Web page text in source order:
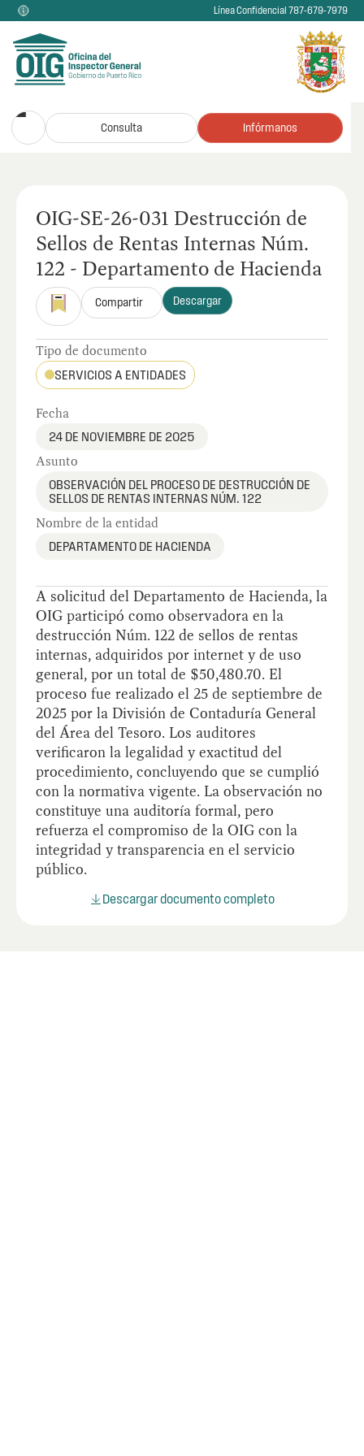
Línea Confidencial 787-679-7979
Consulta Infórmanos
OIG-SE-26-031 Destrucción de
Sellos de Rentas Internas Núm.
122 - Departamento de Hacienda
Compartir Descargar
Tipo de documento
SERVICIOS A ENTIDADES
Fecha
24 DE NOVIEMBRE DE 2025
Asunto
OBSERVACIÓN DEL PROCESO DE DESTRUCCIÓN DE
SELLOS DE RENTAS INTERNAS NÚM. 122
Nombre de la entidad
DEPARTAMENTO DE HACIENDA
A solicitud del Departamento de Hacienda, la
OIG participó como observadora en la
destrucción Núm. 122 de sellos de rentas
internas, adquiridos por internet y de uso
general, por un total de $50,480.70. El
proceso fue realizado el 25 de septiembre de
2025 por la División de Contaduría General
del Área del Tesoro. Los auditores
verificaron la legalidad y exactitud del
procedimiento, concluyendo que se cumplió
con la normativa vigente. La observación no
constituye una auditoría formal, pero
refuerza el compromiso de la OIG con la
integridad y transparencia en el servicio
público.
Descargar documento completo